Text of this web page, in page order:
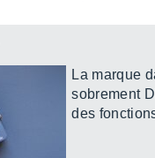
La marque
sobrement
des